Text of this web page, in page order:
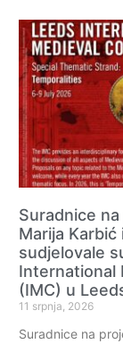
Suradnice
Marija Karbić
sudjelovale
International
(IMC) u
11 srpnja, 2026
Suradnice na